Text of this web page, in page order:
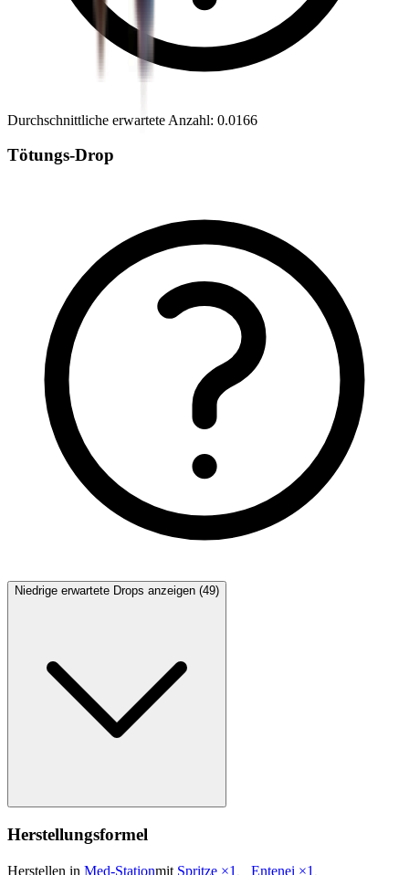
Durchschnittliche erwartete Anzahl: 0.0166
Tötungs-Drop
Niedrige erwartete Drops anzeigen (49)
Herstellungsformel
Herstellen in Med-Stationmit Spritze ×1 Entenei ×1